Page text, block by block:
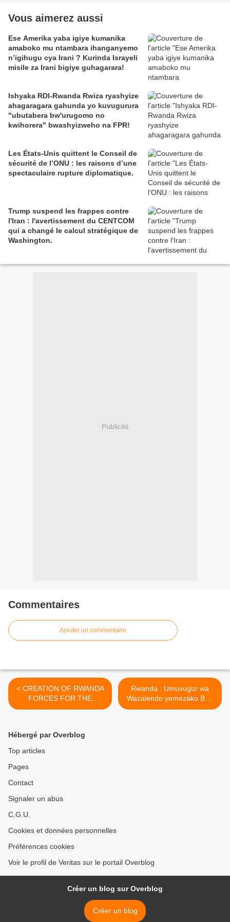
Vous aimerez aussi
Ese Amerika yaba igiye kumanika
amaboko mu ntambara ihanganyemo
n’igihugu cya Irani ? Kurinda Israyeli
misile za Irani bigiye guhagarara!
Ishyaka RDI-Rwanda Rwiza ryashyize
ahagaragara gahunda yo kuvugurura
"ubutabera bw'urugomo no
kwihorera" bwashyizweho na FPR!
Les États-Unis quittent le Conseil de
sécurité de l’ONU : les raisons d’une
spectaculaire rupture diplomatique.
Trump suspend les frappes contre
l'Iran : l'avertissement du CENTCOM
qui a changé le calcul stratégique de
Washington.
Publicité
Commentaires
Ajouter un commentaire
< CREATION OF RWANDA
FORCES FOR THE
REPUBLIC AND
Rwanda : Umuvugizi wa
Wazalendo yemezako Ben
Rutabana afungiye mu nzu i
Hébergé par Overblog
Top articles
Pages
Contact
Signaler un abus
C.G.U.
Cookies et données personnelles
Préférences cookies
Voir le profil de Veritas sur le portail Overblog
Créer un blog sur Overblog
Créer un blog